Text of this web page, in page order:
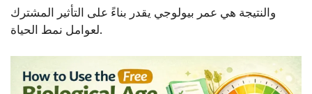
والنتيجة هي عمر بيولوجي يقدر بناءً على التأثير المشترك
لعوامل نمط الحياة.